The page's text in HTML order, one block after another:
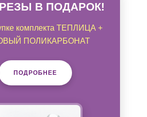
В ПОДАРОК!
комплекта ТЕПЛИЦА +
ПОЛИКАРБОНАТ
ПОДРОБНЕЕ